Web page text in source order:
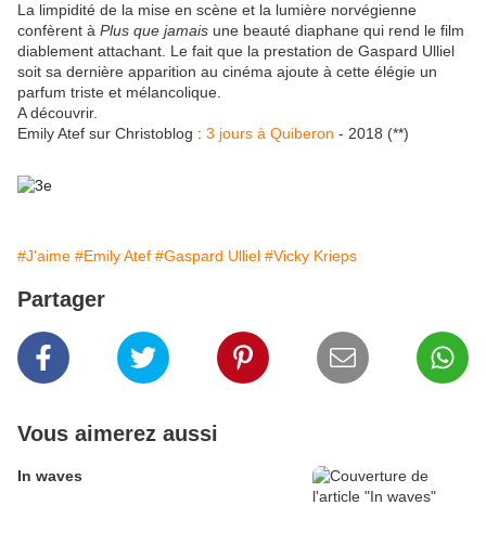
La limpidité de la mise en scène et la lumière norvégienne
confèrent à Plus que jamais une beauté diaphane qui rend le film
diablement attachant. Le fait que la prestation de Gaspard Ulliel
soit sa dernière apparition au cinéma ajoute à cette élégie un
parfum triste et mélancolique.
A découvrir.
Emily Atef sur Christoblog : 3 jours à Quiberon - 2018 (**)
#J'aime #Emily Atef #Gaspard Ulliel #Vicky Krieps
Partager
Vous aimerez aussi
In waves